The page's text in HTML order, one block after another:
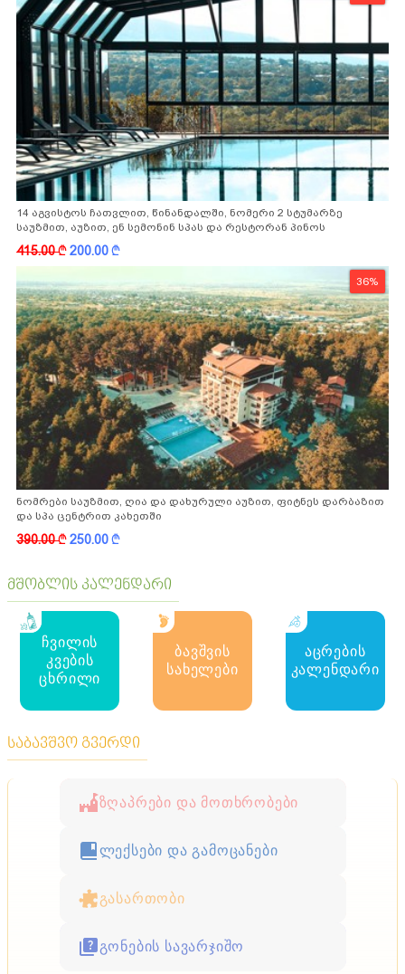
14 აგვისტოს ჩათვლით, წინანდალში, ნომერი 2 სტუმარზე
საუზმით, აუზით, ენ სემონინ სპას და რესტორან პინოს
ფასდაკლებით
415.00k200.00k
36%
ნომრები საუზმით, ღია და დახურული აუზით, ფიტნეს დარბაზით
და სპა ცენტრით კახეთში
390.00k250.00k
მშობლის კალენდარი
ჩვილის
კვების
ცხრილი
ბავშვის
სახელები
აცრების
კალენდარი
საბავშვო გვერდი
ზღაპრები და მოთხრობები
ლექსები და გამოცანები
გასართობი
გონების სავარჯიშო